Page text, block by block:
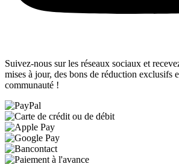
Suivez-nous sur les réseaux sociaux et
mises à jour, des bons de réduction exclusifs
communauté !